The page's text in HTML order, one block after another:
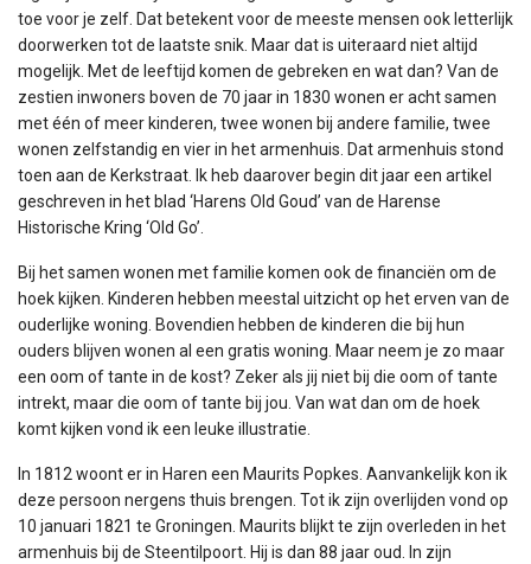
toe voor je zelf. Dat betekent voor de meeste mensen ook letterlijk
doorwerken tot de laatste snik. Maar dat is uiteraard niet altijd
mogelijk. Met de leeftijd komen de gebreken en wat dan? Van de
zestien inwoners boven de 70 jaar in 1830 wonen er acht samen
met één of meer kinderen, twee wonen bij andere familie, twee
wonen zelfstandig en vier in het armenhuis. Dat armenhuis stond
toen aan de Kerkstraat. Ik heb daarover begin dit jaar een artikel
geschreven in het blad ‘Harens Old Goud’ van de Harense
Historische Kring ‘Old Go’.
Bij het samen wonen met familie komen ook de financiën om de
hoek kijken. Kinderen hebben meestal uitzicht op het erven van de
ouderlijke woning. Bovendien hebben de kinderen die bij hun
ouders blijven wonen al een gratis woning. Maar neem je zo maar
een oom of tante in de kost? Zeker als jij niet bij die oom of tante
intrekt, maar die oom of tante bij jou. Van wat dan om de hoek
komt kijken vond ik een leuke illustratie.
In 1812 woont er in Haren een Maurits Popkes. Aanvankelijk kon ik
deze persoon nergens thuis brengen. Tot ik zijn overlijden vond op
10 januari 1821 te Groningen. Maurits blijkt te zijn overleden in het
armenhuis bij de Steentilpoort. Hij is dan 88 jaar oud. In zijn